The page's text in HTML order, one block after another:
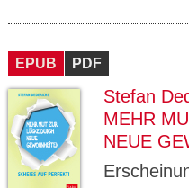
EPUB PDF
Stefan
MEHR
NEUE